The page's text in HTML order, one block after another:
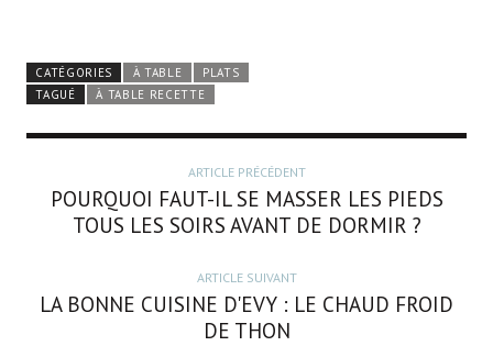
CATÉGORIES À TABLE
PLATS
TAGUÉ
À TABLE RECETTE
ARTICLE PRÉCÉDENT
POURQUOI FAUT-IL SE MASSER LES PIEDS
TOUS LES SOIRS AVANT DE DORMIR ?
ARTICLE SUIVANT
LA BONNE CUISINE D'EVY : LE CHAUD FROID
DE THON